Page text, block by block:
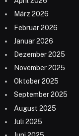
März 2026
Februar 2026
Januar 2026
Dezember 2025
November 2025
Oktober 2025
September 2025
August 2025
Juli 2025